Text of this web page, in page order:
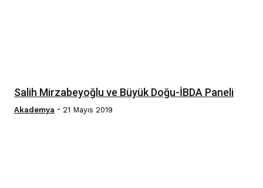
Salih Mirzabeyoğlu ve Büyük Doğu-İBDA Paneli
Akademya - 21 Mayıs 2019